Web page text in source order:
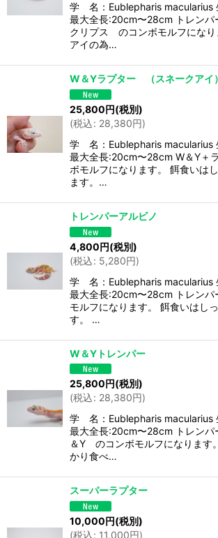
学 名：Eublepharis macularius
最大全長:20cm〜28cm トレンパ
クリプス のコンボモルフになり
アイの為…
W＆Yラプター （スネークアイ）
25,800円(税別)
(税込: 28,380円)
学 名：Eublepharis macularius
最大全長:20cm〜28cm W＆Y＋
ボモルフになります。 餌食いは
ます。…
トレンパーアルビノ
4,800円(税別)
(税込: 5,280円)
学 名：Eublepharis macularius
最大全長:20cm〜28cm トレンパ
モルフになります。 餌食いはし
す。 …
W＆Yトレンパー
25,800円(税別)
(税込: 28,380円)
学 名：Eublepharis macularius
最大全長:20cm〜28cm トレンパ
＆Y のコンボモルフになります
かり食べ…
スーパーラプター
10,000円(税別)
(税込: 11,000円)